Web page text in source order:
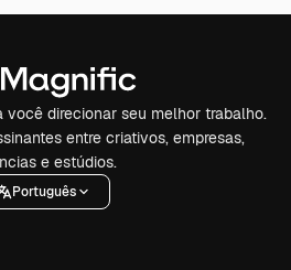
você direcionar seu melhor trabalho.
entre criativos, empresas,
e estúdios.
Português